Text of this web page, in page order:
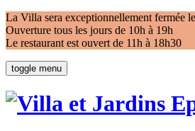
La Villa sera exceptionnellement fermée
Ouverture tous les jours de 10h à 19h
Le restaurant est ouvert de 11h à 18h30
toggle menu